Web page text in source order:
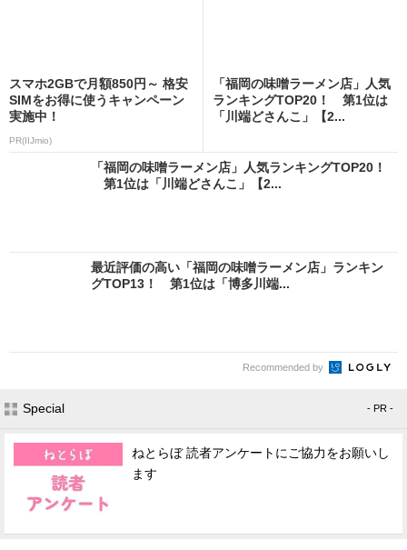
スマホ2GBで月額850円～ 格安
SIMをお得に使うキャンペーン
実施中！
PR(IIJmio)
「福岡の味噌ラーメン店」人気
ランキングTOP20！ 第1位は
「川端どさんこ」【2...
「福岡の味噌ラーメン店」人気ランキングTOP20！
第1位は「川端どさんこ」【2...
最近評価の高い「福岡の味噌ラーメン店」ランキン
グTOP13！ 第1位は「博多川端...
Recommended by
Special - PR -
ねとらぼ 読者アンケートにご協力をお願いし
ます